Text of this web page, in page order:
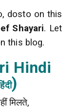
dosto on this
Shayari. Let
this blog.
Hindi
)
मिलते,